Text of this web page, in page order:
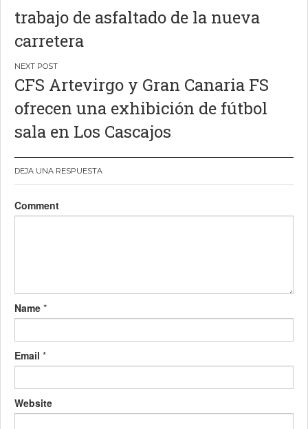
entradas
trabajo de asfaltado de la nueva
carretera
CFS Artevirgo y Gran Canaria FS
ofrecen una exhibición de fútbol
sala en Los Cascajos
DEJA UNA RESPUESTA
Comment
Name *
Email *
Website